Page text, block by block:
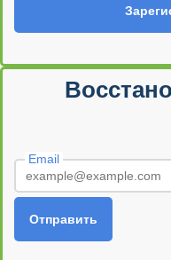
Email
Отправить